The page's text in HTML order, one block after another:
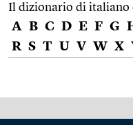
Il dizionario di italiano
A B C D E F G
R S T U V W X